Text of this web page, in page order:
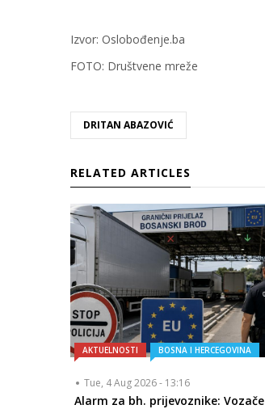
Izvor: Oslobođenje.ba
FOTO: Društvene mreže
DRITAN ABAZOVIĆ
RELATED ARTICLES
AKTUELNOSTI BOSNA I HERCEGOVINA
Tue, 4 Aug 2026 - 13:16
Alarm za bh. prijevoznike: Vozače